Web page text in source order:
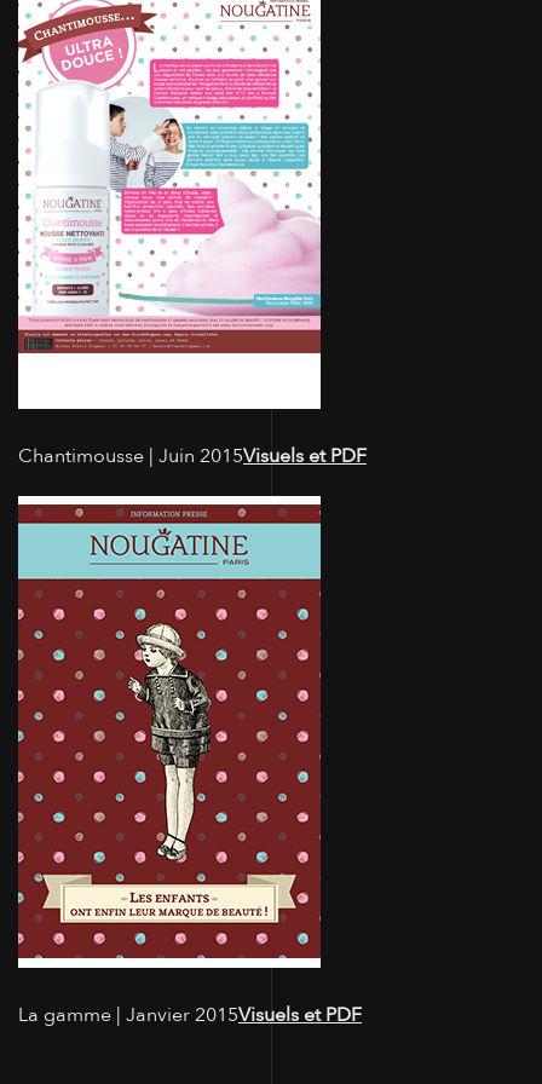
Chantimousse | Juin 2015Visuels et PDF
La gamme | Janvier 2015Visuels et PDF